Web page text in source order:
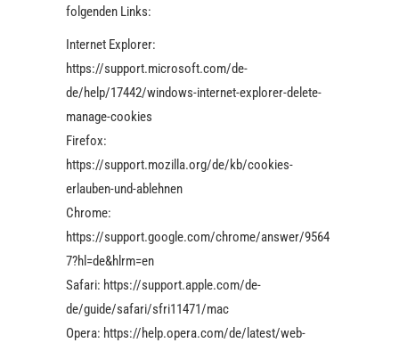
folgenden Links:
Internet Explorer:
https://support.microsoft.com/de-
de/help/17442/windows-internet-explorer-delete-
manage-cookies
Firefox:
https://support.mozilla.org/de/kb/cookies-
erlauben-und-ablehnen
Chrome:
https://support.google.com/chrome/answer/9564
7?hl=de&hlrm=en
Safari: https://support.apple.com/de-
de/guide/safari/sfri11471/mac
Opera: https://help.opera.com/de/latest/web-